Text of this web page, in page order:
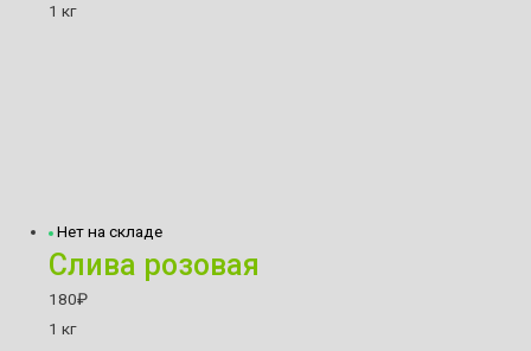
1 кг
Нет на складе
Слива розовая
180₽
1 кг